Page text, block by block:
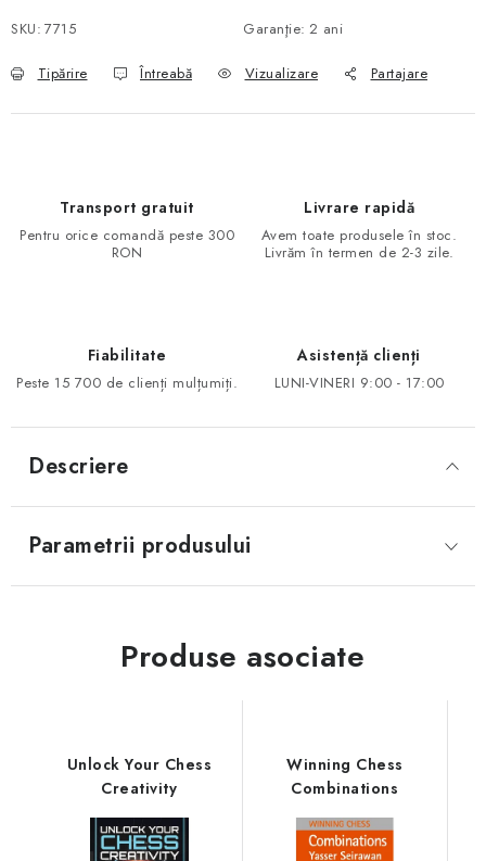
SKU: 7715 Garanţie: 2 ani
Tipărire Întreabă Vizualizare Partajare
Transport gratuit
Pentru orice comandă peste 300
RON
Livrare rapidă
Avem toate produsele în stoc.
Livrăm în termen de 2-3 zile.
Fiabilitate
Peste 15 700 de clienți mulțumiți.
Asistență clienți
LUNI-VINERI 9:00 - 17:00
Descriere
Parametrii produsului
Produse asociate
Unlock Your Chess
Creativity
Winning Chess
Combinations